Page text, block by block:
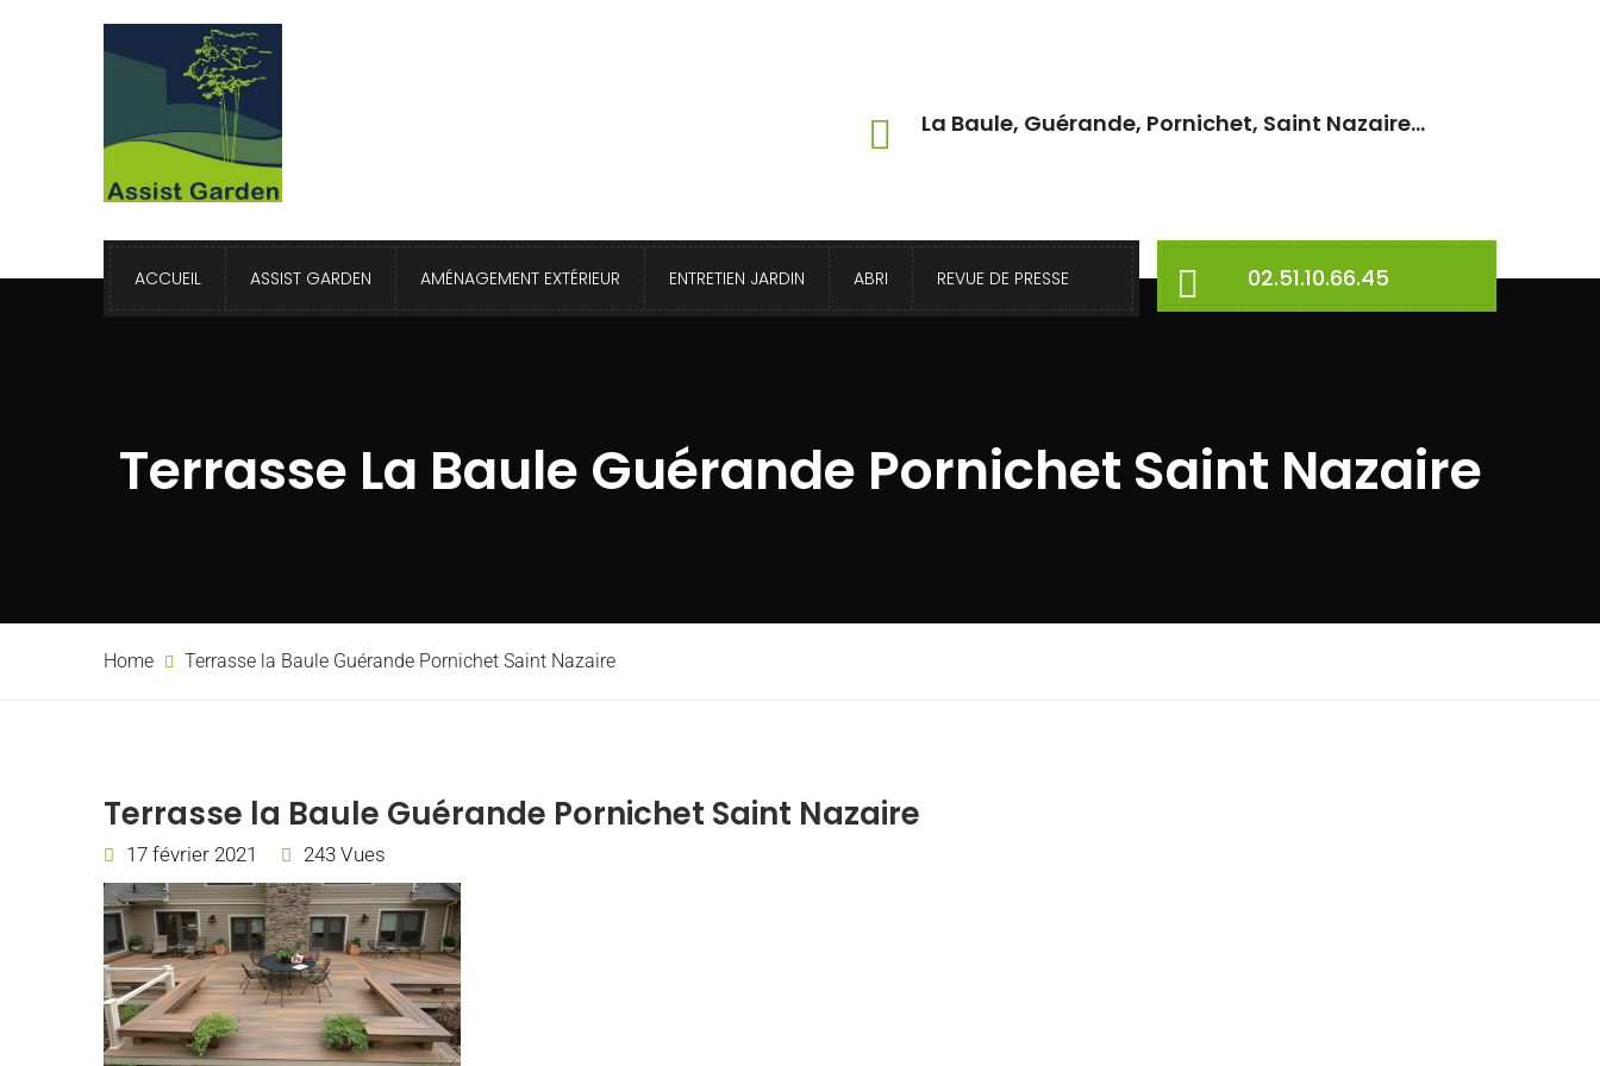
La Baule, Guérande, Pornichet, Saint Nazaire...
ACCUEIL ASSIST GARDEN AMÉNAGEMENT EXTÉRIEUR ENTRETIEN JARDIN ABRI REVUE DE PRESSE 02.51.10.66.45
Terrasse La Baule Guérande Pornichet Saint Nazaire
Home Terrasse la Baule Guérande Pornichet Saint Nazaire
Terrasse la Baule Guérande Pornichet Saint Nazaire
17 février 2021 243 Vues